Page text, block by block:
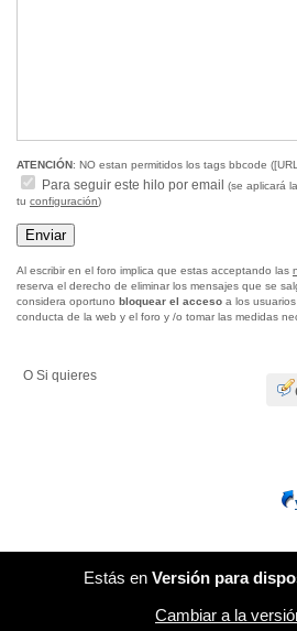
ATENCIÓN: NO estan permitidos los tags bbcode
Para seguir este hilo por email
(se aplicará
tu configuración)
Al escribir en el foro implica que estas acceptando las
reserva el derecho de eliminar los mensajes que se
considera oportuno bloquear el acceso a los
conducta de la web y el foro y /o tomar las medidas
O Si quieres
Estás en Versión para
Cambiar a la